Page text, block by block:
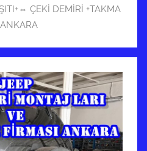
ÇEKİ DEMİRİ +TAKMA